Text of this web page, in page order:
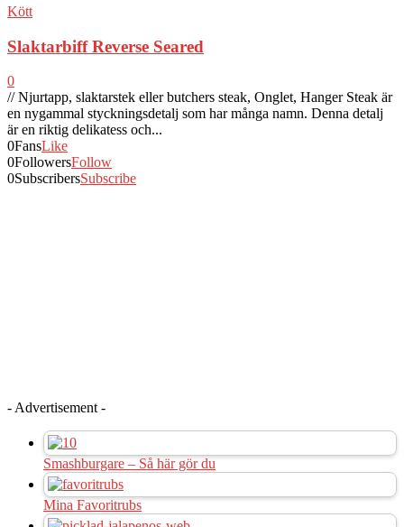
Kött
Slaktarbiff Reverse Seared
0
// Njurtapp, slaktarstek eller butchers steak, Onglet, Hanger Steak är
en nygammal styckningsdetalj som har många namn. Denna detalj
är en riktig delikatess och...
0FansLike
0FollowersFollow
0SubscribersSubscribe
- Advertisement -
Smashburgare – Så här gör du
Mina Favoritrubs